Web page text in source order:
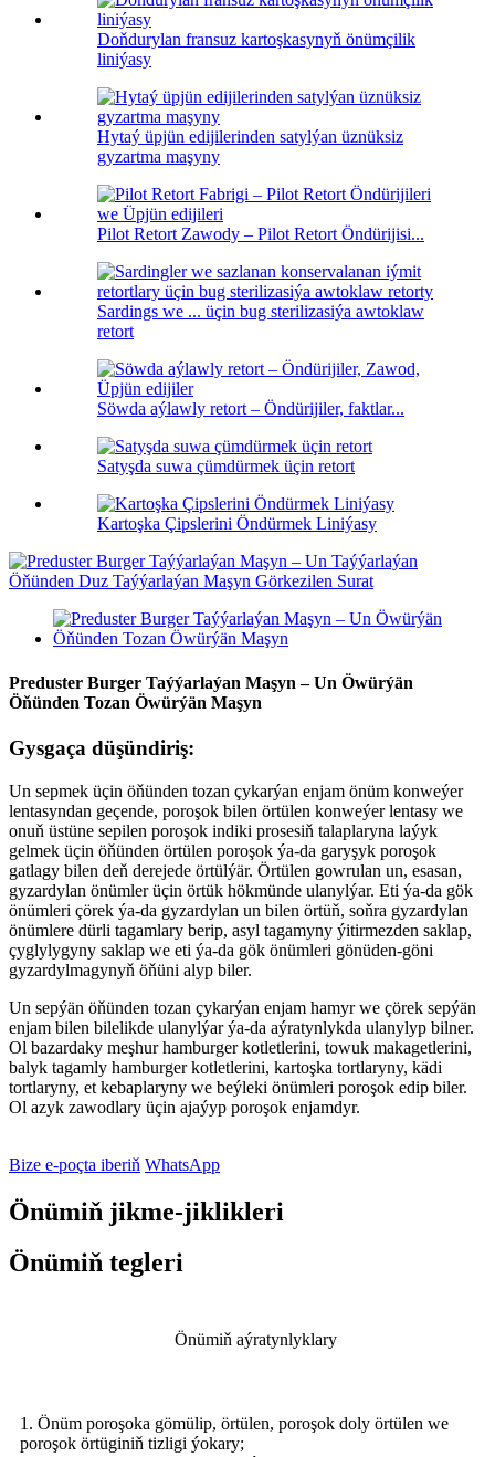
Doňdurylan fransuz kartoşkasynyň önümçilik
liniýasy
Hytaý üpjün edijilerinden satylýan üznüksiz
gyzartma maşyny
Pilot Retort Zawody – Pilot Retort Öndürijisi...
Sardings we ... üçin bug sterilizasiýa awtoklaw
retort
Söwda aýlawly retort – Öndürijiler, faktlar...
Satyşda suwa çümdürmek üçin retort
Kartoşka Çipslerini Öndürmek Liniýasy
Preduster Burger Taýýarlaýan Maşyn – Un Öwürýän
Öňünden Tozan Öwürýän Maşyn
Gysgaça düşündiriş:
Un sepmek üçin öňünden tozan çykarýan enjam önüm konweýer
lentasyndan geçende, poroşok bilen örtülen konweýer lentasy we
onuň üstüne sepilen poroşok indiki prosesiň talaplaryna laýyk
gelmek üçin öňünden örtülen poroşok ýa-da garyşyk poroşok
gatlagy bilen deň derejede örtülýär. Örtülen gowrulan un, esasan,
gyzardylan önümler üçin örtük hökmünde ulanylýar. Eti ýa-da gök
önümleri çörek ýa-da gyzardylan un bilen örtüň, soňra gyzardylan
önümlere dürli tagamlary berip, asyl tagamyny ýitirmezden saklap,
çyglylygyny saklap we eti ýa-da gök önümleri gönüden-göni
gyzardylmagynyň öňüni alyp biler.
Un sepýän öňünden tozan çykarýan enjam hamyr we çörek sepýän
enjam bilen bilelikde ulanylýar ýa-da aýratynlykda ulanylyp bilner.
Ol bazardaky meşhur hamburger kotletlerini, towuk makagetlerini,
balyk tagamly hamburger kotletlerini, kartoşka tortlaryny, kädi
tortlaryny, et kebaplaryny we beýleki önümleri poroşok edip biler.
Ol azyk zawodlary üçin ajaýyp poroşok enjamdyr.
Bize e-poçta iberiň WhatsApp
Önümiň jikme-jiklikleri
Önümiň tegleri
Önümiň aýratynlyklary
1. Önüm poroşoka gömülip, ​​örtülen, poroşok doly örtülen we
poroşok örtüginiň tizligi ýokary;